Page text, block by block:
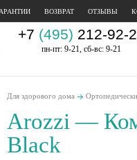
ВОЗВРАТ ОТЗЫВЫ
+7 (495) 212-92-
пн-пт: 9-21, сб-вс: 9-21
Для здорового дома
Arozzi —
Black